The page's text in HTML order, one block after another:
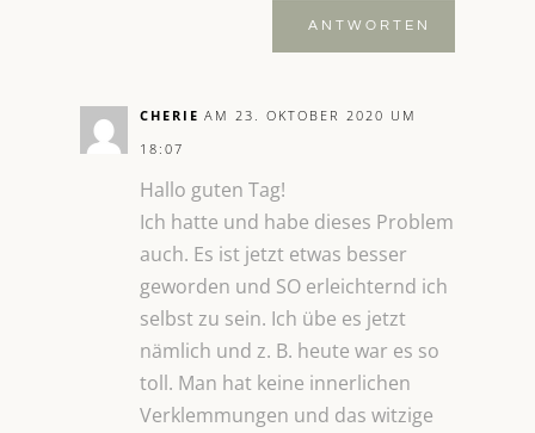
ANTWORTEN
CHERIE AM 23. OKTOBER 2020 UM
18:07
Hallo guten Tag!
Ich hatte und habe dieses Problem
auch. Es ist jetzt etwas besser
geworden und SO erleichternd ich
selbst zu sein. Ich übe es jetzt
nämlich und z. B. heute war es so
toll. Man hat keine innerlichen
Verklemmungen und das witzige